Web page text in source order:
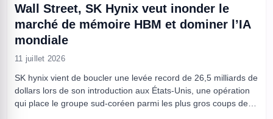
Wall Street, SK Hynix veut inonder le
marché de mémoire HBM et dominer l’IA
mondiale
11 juillet 2026
SK hynix vient de boucler une levée record de 26,5 milliards de
dollars lors de son introduction aux États-Unis, une opération
qui place le groupe sud-coréen parmi les plus gros coups de